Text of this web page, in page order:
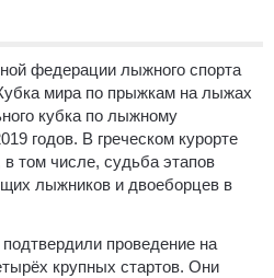
федерации лыжного спорта
мира по прыжкам на лыжах
кубка по лыжному
годов. В греческом курорте
том числе, судьба этапов
лыжников и двоеборцев в
проведение на
крупных стартов. Они